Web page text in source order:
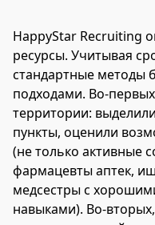
HappyStar Recruiting
ресурсы. Учитывая
стандартные методы
подходами. Во-
территории:
пункты, оценили
(не только активные
фармацевты аптек,
медсестры с
навыками). Во-